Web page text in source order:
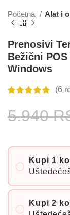
Početna Alat i
Prenosivi
Bežični
Windows
(6
5.940
Kupi 1
Kupi 2